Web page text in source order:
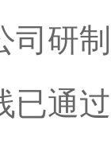
司研
已通